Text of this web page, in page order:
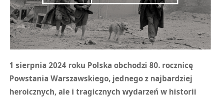
1 sierpnia 2024 roku Polska obchodzi 80. rocznicę
Powstania Warszawskiego, jednego z najbardziej
heroicznych, ale i tragicznych wydarzeń w historii